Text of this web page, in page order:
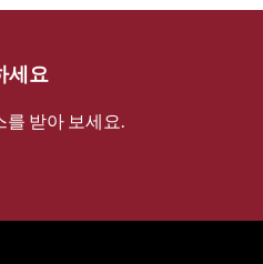
세요
를 받아 보세요.